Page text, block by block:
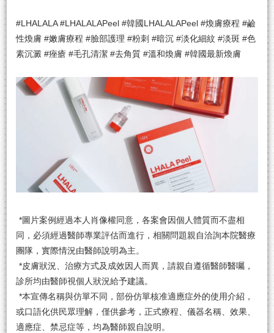
#LHALALA #LHALALAPeel #韓國LHALALAPeel #煥膚療程 #鹼
性煥膚 #嫩膚療程 #臉部護理 #粉刺 #暗沉 #淡化細紋 #淡斑 #色
素沉澱 #痤瘡 #毛孔清潔 #去角質 #溫和煥膚 #韓國最新煥膚
*圖片案例經過本人肖像權同意，各案會因個人體質而不盡相
同，必須經過醫師專業評估而進行，相關問題親自洽詢本院醫療
團隊，實際情況由醫師說明為主。
*皮膚狀況、治療方式及成效因人而異，請親自遵循醫師醫囑，
診所均由醫師視個人狀況給予建議。
*本宣傳名稱與仿單不同，部份仿單核准適應症外的使用介紹，
或口語化供民眾理解，僅供參考，正式療程、儀器名稱、效果、
適應症、禁忌症等，均為醫師親自說明。